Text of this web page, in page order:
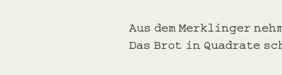
Aus dem Merklinger
Das Brot in Quadrate